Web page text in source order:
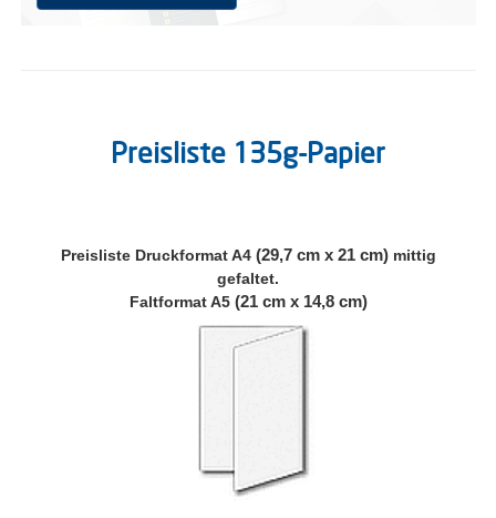
Preisliste 135g-Papier
Preisliste Druckformat A4 (29,7 cm x 21 cm)mittig
gefaltet.
Faltformat A5 (21 cm x 14,8 cm)